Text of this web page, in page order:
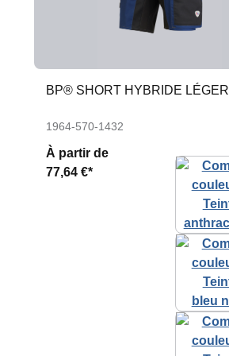
BP® SHORT HYBRIDE LÉGER
1964-570-1432
À partir de
77,64 €*